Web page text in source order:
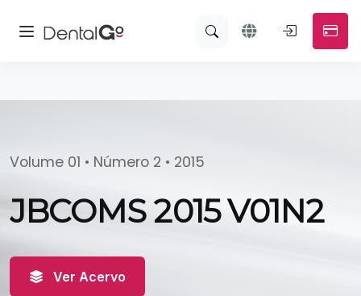
Volume 01 • Número 2 • 2015
JBCOMS 2015 V01N2
Ver Acervo